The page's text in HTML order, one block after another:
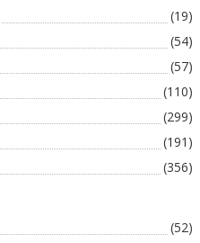
(19)
(54)
(57)
(110)
(299)
(191)
(356)
(52)